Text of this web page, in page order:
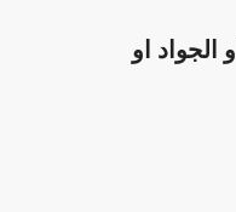
الجواد او